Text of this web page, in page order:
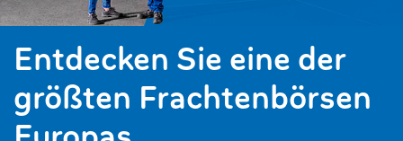
Entdecken Sie eine der
größten Frachtenbörsen